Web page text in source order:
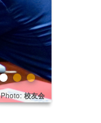
Photo: 校友会